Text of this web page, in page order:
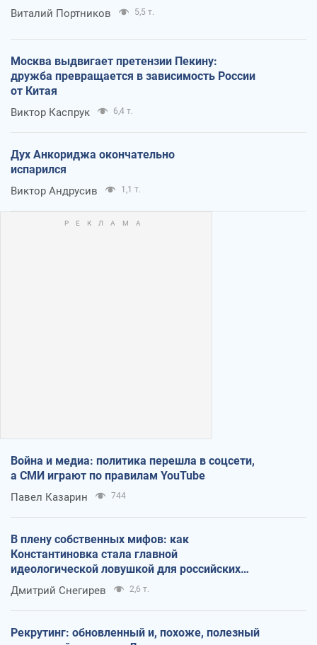
Виталий Портников 5,5 т.
Москва выдвигает претензии Пекину:
дружба превращается в зависимость России
от Китая
Виктор Каспрук 6,4 т.
Дух Анкориджа окончательно
испарился
Виктор Андрусив 1,1 т.
Война и медиа: политика перешла в соцсети,
а СМИ играют по правилам YouTube
Павел Казарин 744
В плену собственных мифов: как
Константиновка стала главной
идеологической ловушкой для российских
оккупантов
Дмитрий Снегирев 2,6 т.
Рекрутинг: обновленный и, похоже, полезный